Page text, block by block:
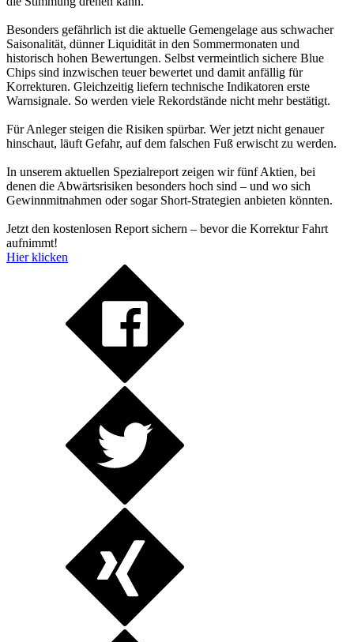
Besonders gefährlich ist die aktuelle Gemengelage aus schwacher
Saisonalität, dünner Liquidität in den Sommermonaten und
historisch hohen Bewertungen. Selbst vermeintlich sichere Blue
Chips sind inzwischen teuer bewertet und damit anfällig für
Korrekturen. Gleichzeitig liefern technische Indikatoren erste
Warnsignale. So werden viele Rekordstände nicht mehr bestätigt.
Für Anleger steigen die Risiken spürbar. Wer jetzt nicht genauer
hinschaut, läuft Gefahr, auf dem falschen Fuß erwischt zu werden.
In unserem aktuellen Spezialreport zeigen wir fünf Aktien, bei
denen die Abwärtsrisiken besonders hoch sind – und wo sich
Gewinnmitnahmen oder sogar Short-Strategien anbieten könnten.
Jetzt den kostenlosen Report sichern – bevor die Korrektur Fahrt
aufnimmt!
Hier klicken